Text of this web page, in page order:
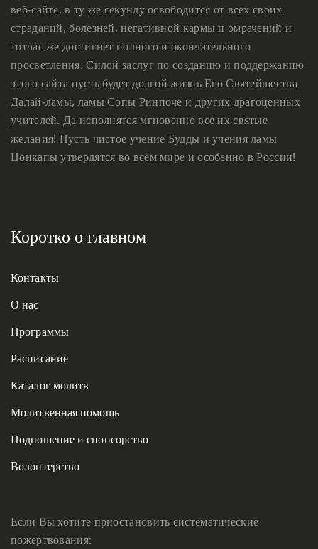
веб-сайте, в ту же секунду освободится от всех своих
страданий, болезней, негативной кармы и омрачений и
тотчас же достигнет полного и окончательного
просветления. Силой заслуг по созданию и поддержанию
этого сайта пусть будет долгой жизнь Его Святейшества
Далай-ламы, ламы Сопы Ринпоче и других драгоценных
учителей. Да исполнятся мгновенно все их святые
желания! Пусть чистое учение Будды и учения ламы
Цонкапы утвердятся во всём мире и особенно в России!
Коротко о главном
Контакты
О нас
Программы
Расписание
Каталог молитв
Молитвенная помощь
Подношение и спонсорство
Волонтерство
Если Вы хотите приостановить систематические
пожертвования: